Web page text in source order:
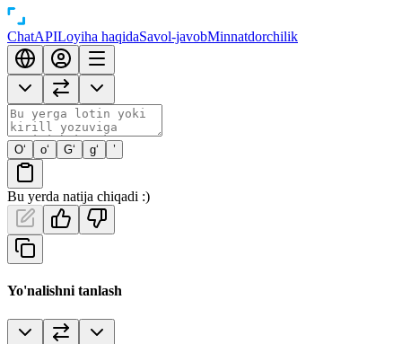
ChatAPILoyiha haqidaSavol-javobMinnatdorchilik
O‘ o‘ G‘ g‘ ’
Bu yerda natija chiqadi :)
Yo'nalishni tanlash